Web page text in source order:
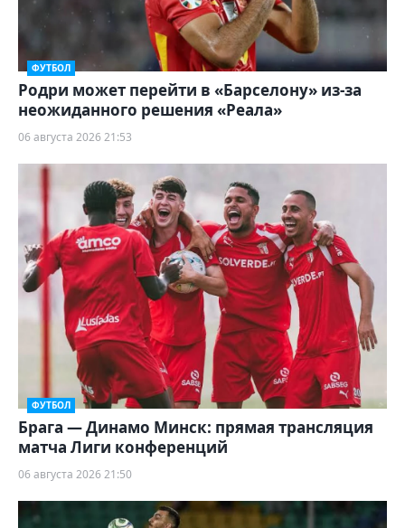
ФУТБОЛ
Родри может перейти в «Барселону» из-за
неожиданного решения «Реала»
06 августа 2026 21:53
ФУТБОЛ
Брага — Динамо Минск: прямая трансляция
матча Лиги конференций
06 августа 2026 21:50